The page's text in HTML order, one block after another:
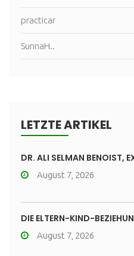
practicar
SunnaH..
LETZTE ARTIKEL
DR. ALI SELMAN BENOIST,
August 7, 2026
DIE ELTERN-KIND-
August 7, 2026